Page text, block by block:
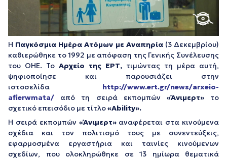
Η Παγκόσμια Ημέρα Ατόμων με Αναπηρία(3 Δεκεμβρίου)
καθιερώθηκε το 1992 με απόφαση της Γενικής Συνέλευσης
του ΟΗΕ. Το Αρχείο της ΕΡΤ, τιμώντας τη μέρα αυτή,
ψηφιοποίησε και παρουσιάζει στην
ιστοσελίδα http://www.ert.gr/news/arxeio-
afierwmata/
από τη σειρά εκπομπών «Άνιμερτ»το
σχετικό επεισόδιο με τίτλο«Ability».
Η σειρά εκπομπών «Άνιμερτ» αναφέρεται στα κινούμενα
σχέδια και τον πολιτισμό τους με συνεντεύξεις,
εφαρμοσμένα εργαστήρια και ταινίες κινούμενων
σχεδίων, που ολοκληρώθηκε σε 13 ημίωρα θεματικά